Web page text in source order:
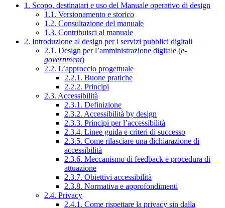
1. Scopo, destinatari e uso del Manuale operativo di design
1.1. Versionamento e storico
1.2. Consultazione del manuale
1.3. Contribuisci al manuale
2. Introduzione al design per i servizi pubblici digitali
2.1. Design per l’amministrazione digitale (e-
government)
2.2. L’approccio progettuale
2.2.1. Buone pratiche
2.2.2. Principi
2.3. Accessibilità
2.3.1. Definizione
2.3.2. Accessibilità by design
2.3.3. Principi per l’accessibilità
2.3.4. Linee guida e criteri di successo
2.3.5. Come rilasciare una dichiarazione di
accessibilità
2.3.6. Meccanismo di feedback e procedura di
attuazione
2.3.7. Obiettivi accessibilità
2.3.8. Normativa e approfondimenti
2.4. Privacy
2.4.1. Come rispettare la privacy sin dalla